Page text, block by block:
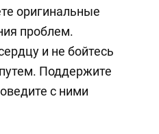
оригинальные
проблем.
и не бойтесь
Поддержите
с ними